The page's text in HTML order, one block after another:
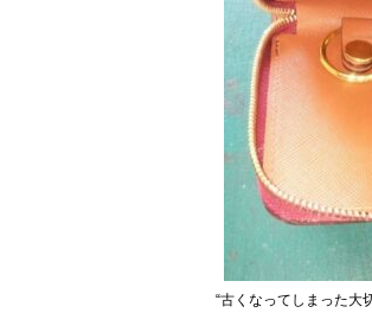
“古くなってしまった大